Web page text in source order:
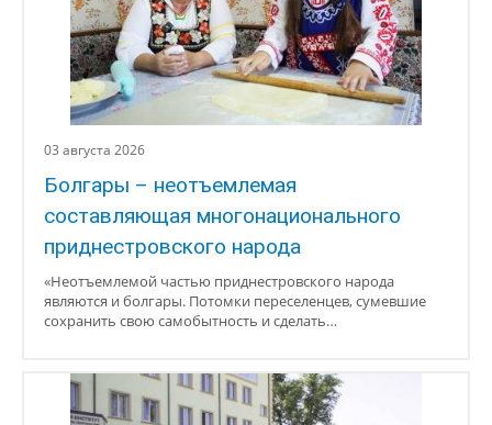
03 августа 2026
Болгары – неотъемлемая
составляющая многонационального
приднестровского народа
«Неотъемлемой частью приднестровского народа
являются и болгары. Потомки переселенцев, сумевшие
сохранить свою самобытность и сделать…